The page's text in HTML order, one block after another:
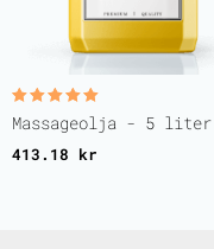
Betygsatt
5.00
Massageolja - 5 liter
413.18 kr